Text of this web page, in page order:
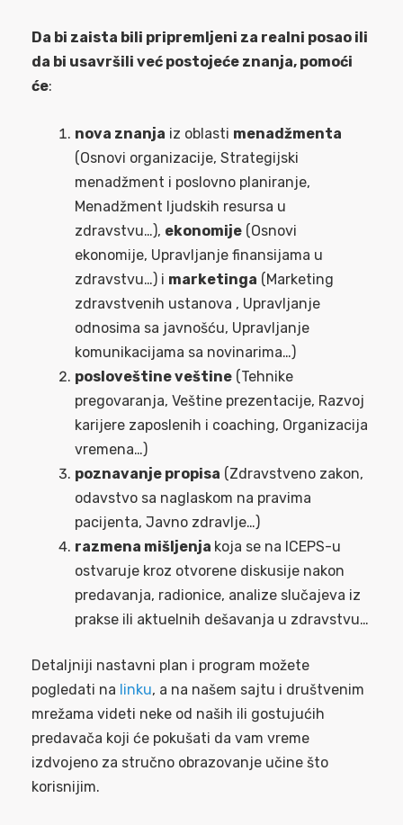
Da bi zaista bili pripremljeni za realni posao ili
da bi usavršili već postojeće znanja, pomoći
će:
nova znanja iz oblasti menadžmenta
(Osnovi organizacije, Strategijski
menadžment i poslovno planiranje,
Menadžment ljudskih resursa u
zdravstvu…), ekonomije (Osnovi
ekonomije, Upravljanje finansijama u
zdravstvu…) i marketinga (Marketing
zdravstvenih ustanova , Upravljanje
odnosima sa javnošću, Upravljanje
komunikacijama sa novinarima…)
posloveštine veštine (Tehnike
pregovaranja, Veštine prezentacije, Razvoj
karijere zaposlenih i coaching, Organizacija
vremena…)
poznavanje propisa (Zdravstveno zakon,
odavstvo sa naglaskom na pravima
pacijenta, Javno zdravlje…)
razmena mišljenja koja se na ICEPS-u
ostvaruje kroz otvorene diskusije nakon
predavanja, radionice, analize slučajeva iz
prakse ili aktuelnih dešavanja u zdravstvu…
Detaljniji nastavni plan i program možete
pogledati na linku, a na našem sajtu i društvenim
mrežama videti neke od naših ili gostujućih
predavača koji će pokušati da vam vreme
izdvojeno za stručno obrazovanje učine što
korisnijim.